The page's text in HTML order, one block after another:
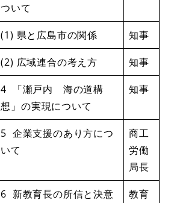
ついて
(1) 県と広島市の関係 知事
(2) 広域連合の考え方 知事
4 「瀬戸内 海の道構
想」の実現について
知事
5 企業支援のあり方につ
いて
商工
労働
局長
6 新教育長の所信と決意
教育